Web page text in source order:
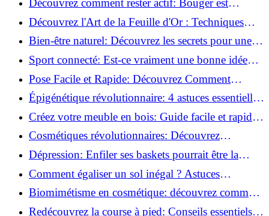
Découvrez comment rester actif: Bouger est
toujours possible!
Découvrez l'Art de la Feuille d'Or : Techniques
Incontournables pour Réussir!
Bien-être naturel: Découvrez les secrets pour une
vie saine!
Sport connecté: Est-ce vraiment une bonne idée
pour vous?
Pose Facile et Rapide: Découvrez Comment
Monter des Carreaux de Béton Cellulaire!
Épigénétique révolutionnaire: 4 astuces essentielles
pour transformer votre bien-être!
Créez votre meuble en bois: Guide facile et rapide
pour débutants!
Cosmétiques révolutionnaires: Découvrez
comment les fermes verticales transforment la
beauté!
Dépression: Enfiler ses baskets pourrait être la
solution!
Comment égaliser un sol inégal ? Astuces
infaillibles pour réussir !
Biomimétisme en cosmétique: découvrez comment
la nature inspire l'avenir des soins beauté!
Redécouvrez la course à pied: Conseils essentiels